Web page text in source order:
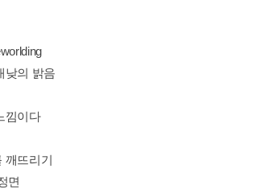
낮의 밝음
낌이다
깨뜨리기
면